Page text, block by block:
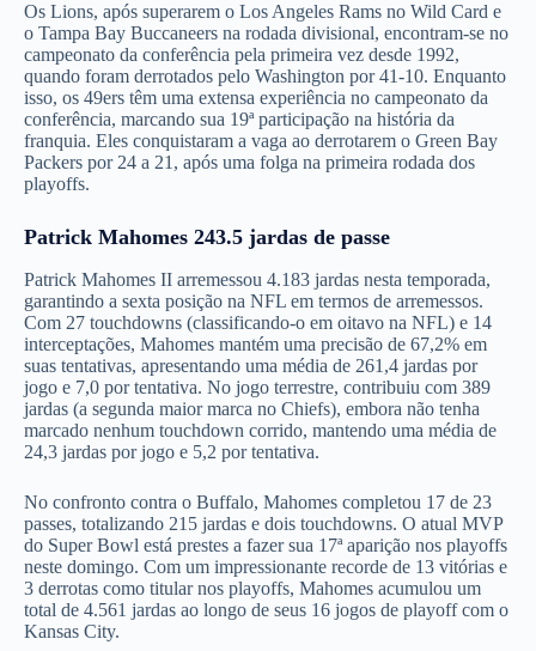
Os Lions, após superarem o Los Angeles Rams no Wild Card e
o Tampa Bay Buccaneers na rodada divisional, encontram-se no
campeonato da conferência pela primeira vez desde 1992,
quando foram derrotados pelo Washington por 41-10. Enquanto
isso, os 49ers têm uma extensa experiência no campeonato da
conferência, marcando sua 19ª participação na história da
franquia. Eles conquistaram a vaga ao derrotarem o Green Bay
Packers por 24 a 21, após uma folga na primeira rodada dos
playoffs.
Patrick Mahomes 243.5 jardas de passe
Patrick Mahomes II arremessou 4.183 jardas nesta temporada,
garantindo a sexta posição na NFL em termos de arremessos.
Com 27 touchdowns (classificando-o em oitavo na NFL) e 14
interceptações, Mahomes mantém uma precisão de 67,2% em
suas tentativas, apresentando uma média de 261,4 jardas por
jogo e 7,0 por tentativa. No jogo terrestre, contribuiu com 389
jardas (a segunda maior marca no Chiefs), embora não tenha
marcado nenhum touchdown corrido, mantendo uma média de
24,3 jardas por jogo e 5,2 por tentativa.
No confronto contra o Buffalo, Mahomes completou 17 de 23
passes, totalizando 215 jardas e dois touchdowns. O atual MVP
do Super Bowl está prestes a fazer sua 17ª aparição nos playoffs
neste domingo. Com um impressionante recorde de 13 vitórias e
3 derrotas como titular nos playoffs, Mahomes acumulou um
total de 4.561 jardas ao longo de seus 16 jogos de playoff com o
Kansas City.